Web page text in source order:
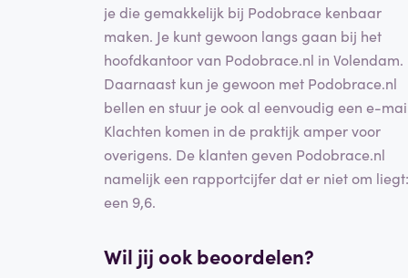
je die gemakkelijk bij Podobrace kenbaar
maken. Je kunt gewoon langs gaan bij het
hoofdkantoor van Podobrace.nl in Volendam.
Daarnaast kun je gewoon met Podobrace.nl
bellen en stuur je ook al eenvoudig een e-
Klachten komen in de praktijk amper voor
overigens. De klanten geven Podobrace.nl
namelijk een rapportcijfer dat er niet om liegt:
een 9,6.
Wil jij ook beoordelen?